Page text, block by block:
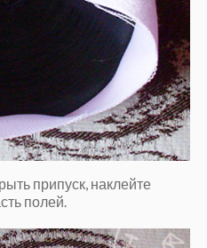
припуск, наклейте
полей.